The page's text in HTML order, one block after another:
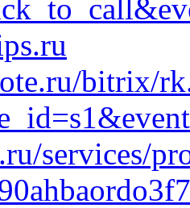
bitrix/
services/